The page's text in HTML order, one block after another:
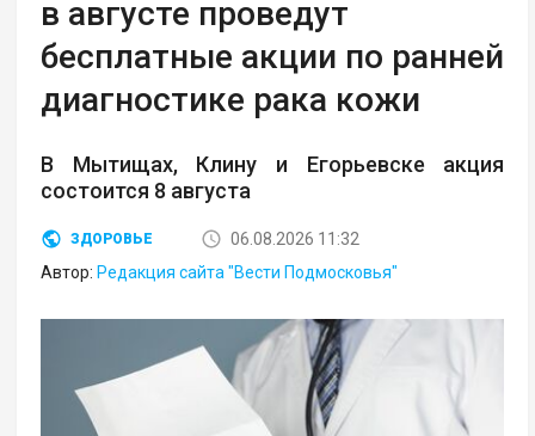
в августе проведут
бесплатные акции по ранней
диагностике рака кожи
В Мытищах, Клину и Егорьевске акция
состоится 8 августа
ЗДОРОВЬЕ
06.08.2026 11:32
Автор: Редакция сайта "Вести Подмосковья"